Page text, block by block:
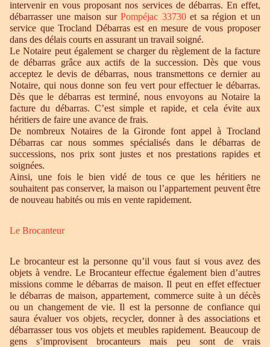
intervenir en vous proposant nos services de débarras. En effet,
débarrasser une maison sur Pompéjac 33730et sa région et un
service que Trocland Débarras est en mesure de vous proposer
dans des délais courts en assurant un travail soigné.
Le Notaire peut également se charger du règlement de la facture
de débarras grâce aux actifs de la succession. Dès que vous
acceptez le devis de débarras, nous transmettons ce dernier au
Notaire, qui nous donne son feu vert pour effectuer le débarras.
Dès que le débarras est terminé, nous envoyons au Notaire la
facture du débarras. C’est simple et rapide, et cela évite aux
héritiers de faire une avance de frais.
De nombreux Notaires de la Gironde font appel à Trocland
Débarras car nous sommes spécialisés dans le débarras de
successions, nos prix sont justes et nos prestations rapides et
soignées.
Ainsi, une fois le bien vidé de tous ce que les héritiers ne
souhaitent pas conserver, la maison ou l’appartement peuvent être
de nouveau habités ou mis en vente rapidement.
Le Brocanteur
Le brocanteur est la personne qu’il vous faut si vous avez des
objets à vendre. Le Brocanteur effectue également bien d’autres
missions comme le débarras de maison. Il peut en effet effectuer
le débarras de maison, appartement, commerce suite à un décès
ou un changement de vie. Il est la personne de confiance qui
saura évaluer vos objets, recycler, donner à des associations et
débarrasser tous vos objets et meubles rapidement. Beaucoup de
gens s’improvisent brocanteurs mais peu sont de vrais